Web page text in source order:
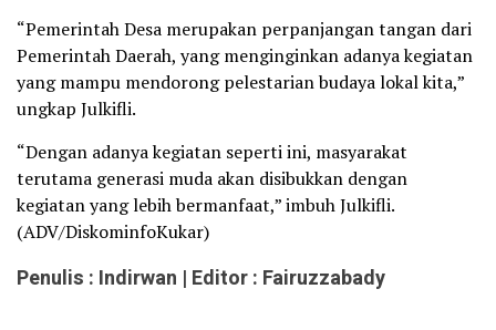
“Pemerintah Desa merupakan perpanjangan tangan dari
Pemerintah Daerah, yang menginginkan adanya kegiatan
yang mampu mendorong pelestarian budaya lokal kita,”
ungkap Julkifli.
“Dengan adanya kegiatan seperti ini, masyarakat
terutama generasi muda akan disibukkan dengan
kegiatan yang lebih bermanfaat,” imbuh Julkifli.
(ADV/DiskominfoKukar)
Penulis : Indirwan | Editor : Fairuzzabady